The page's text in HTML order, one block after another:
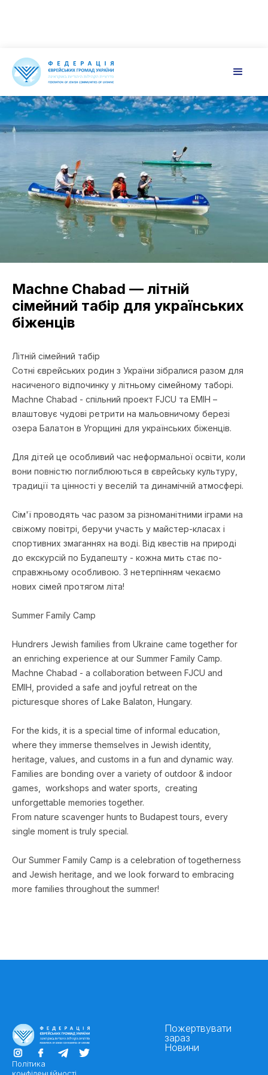
Machne Chabad — літній
сімейний табір для українських
біженців
Літній сімейний табір
Сотні єврейських родин з України зібралися разом для
насиченого відпочинку у літньому сімейному таборі.
Machne Chabad - спільний проект FJCU та EMIH –
влаштовує чудові ретрити на мальовничому березі
озера Балатон в Угорщині для українських біженців.
Для дітей це особливий час неформальної освіти, коли
вони повністю поглиблюються в єврейську культуру,
традиції та цінності у веселій та динамічній атмосфері.
Сім'ї проводять час разом за різноманітними іграми на
свіжому повітрі, беручи участь у майстер-класах і
спортивних змаганнях на воді. Від квестів на природі
до екскурсій по Будапешту - кожна мить стає по-
справжньому особливою. З нетерпінням чекаємо
нових сімей протягом літа!
Summer Family Camp
Hundrers Jewish families from Ukraine came together for
an enriching experience at our Summer Family Camp.
Machne Chabad - a collaboration between FJCU and
EMIH, provided a safe and joyful retreat on the
picturesque shores of Lake Balaton, Hungary.
For the kids, it is a special time of informal education,
where they immerse themselves in Jewish identity,
heritage, values, and customs in a fun and dynamic way.
Families are bonding over a variety of outdoor & indoor
games, workshops and water sports, creating
unforgettable memories together.
From nature scavenger hunts to Budapest tours, every
single moment is truly special.
Our Summer Family Camp is a celebration of togetherness
and Jewish heritage, and we look forward to embracing
more families throughout the summer!
Політика
конфіденційності
Пожертвувати
зараз
Новини